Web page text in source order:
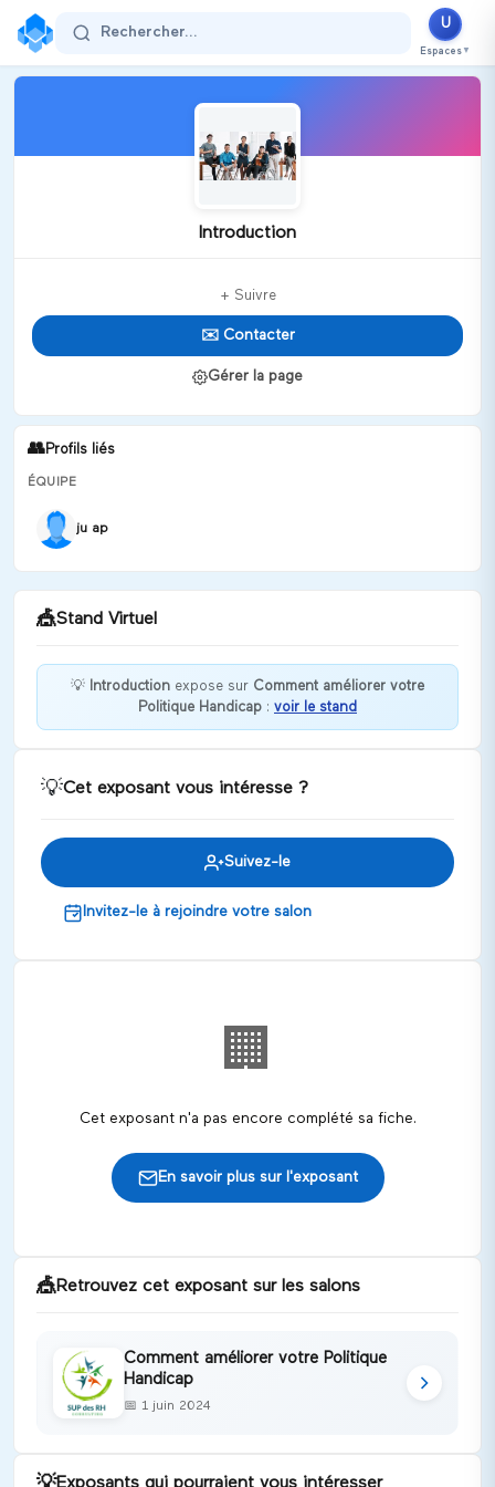
Rechercher...
U
Espaces ▼
Introduction
+ Suivre
✉️ Contacter
Gérer la page
👥Profils liés
ÉQUIPE
ju ap
🎪Stand Virtuel
💡 Introduction expose sur Comment améliorer votre
Politique Handicap : voir le stand
💡Cet exposant vous intéresse ?
Suivez-le
Invitez-le à rejoindre votre salon
🏢
Cet exposant n'a pas encore complété sa fiche.
En savoir plus sur l'exposant
🎪Retrouvez cet exposant sur les salons
Comment améliorer votre Politique
Handicap
📅 1 juin 2024